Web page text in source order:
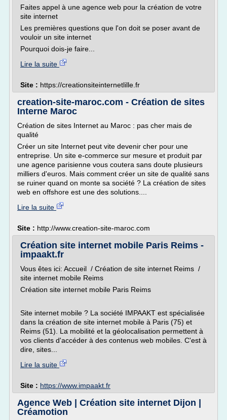
Faites appel à une agence web pour la création de votre
site internet
Les premières questions que l'on doit se poser avant de
vouloir un site internet
Pourquoi dois-je faire...
Lire la suite
Site : https://creationsiteinternetlille.fr
creation-site-maroc.com - Création de sites
Interne Maroc
Création de sites Internet au Maroc : pas cher mais de
qualité
Créer un site Internet peut vite devenir cher pour une
entreprise. Un site e-commerce sur mesure et produit par
une agence parisienne vous coutera sans doute plusieurs
milliers d'euros. Mais comment créer un site de qualité sans
se ruiner quand on monte sa société ? La création de sites
web en offshore est une des solutions....
Lire la suite
Site : http://www.creation-site-maroc.com
Création site internet mobile Paris Reims -
impaakt.fr
Vous êtes ici: Accueil / Création de site internet Reims /
site internet mobile Reims
Création site internet mobile Paris Reims
Site internet mobile ? La société IMPAAKT est spécialisée
dans la création de site internet mobile à Paris (75) et
Reims (51). La mobilité et la géolocalisation permettent à
vos clients d'accéder à des contenus web mobiles. C'est à
dire, sites...
Lire la suite
Site : https://www.impaakt.fr
Agence Web | Création site internet Dijon |
Créamotion